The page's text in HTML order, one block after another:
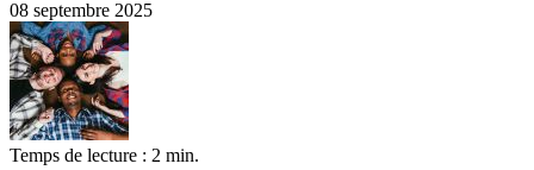
08 septembre 2025
Temps de lecture : 2 min.